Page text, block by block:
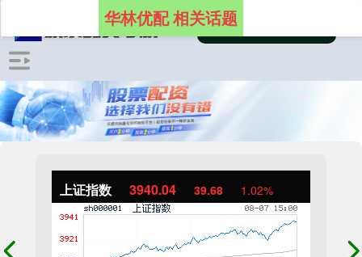
上证指数 3940.04 39.68 1.02%
华林优配 相关话题